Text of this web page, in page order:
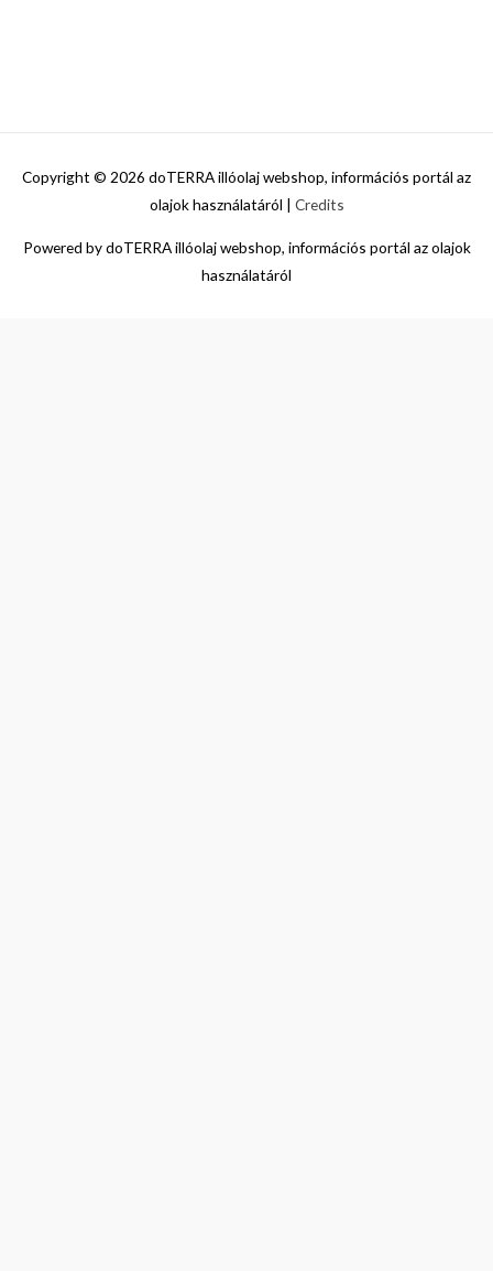
Copyright © 2026 doTERRA illóolaj webshop, információs portál az
olajok használatáról | Credits
Powered bydoTERRA illóolaj webshop, információs portál az olajok
használatáról